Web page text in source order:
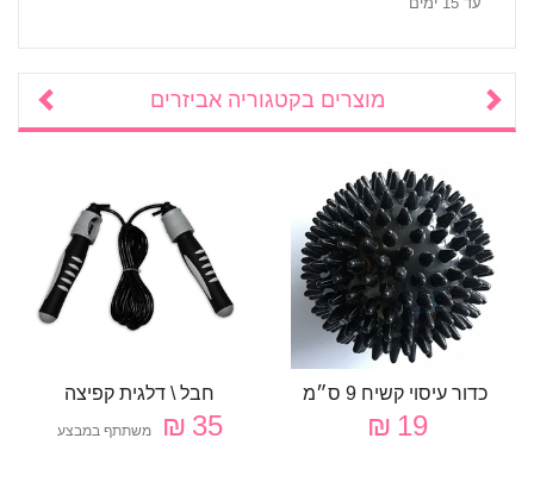
מוצרים בקטגוריהאביזרים
כדור עיסוי קשיח 9 ס״מ
19 ₪
חבל \ דלגית קפיצה
35 ₪ משתתף במבצע